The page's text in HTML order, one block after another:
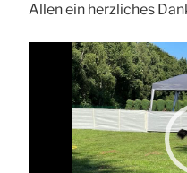
Allen ein herzliches
Video-